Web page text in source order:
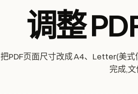
调整
把PDF页面尺寸改成 A4、Letter(美
完成,文